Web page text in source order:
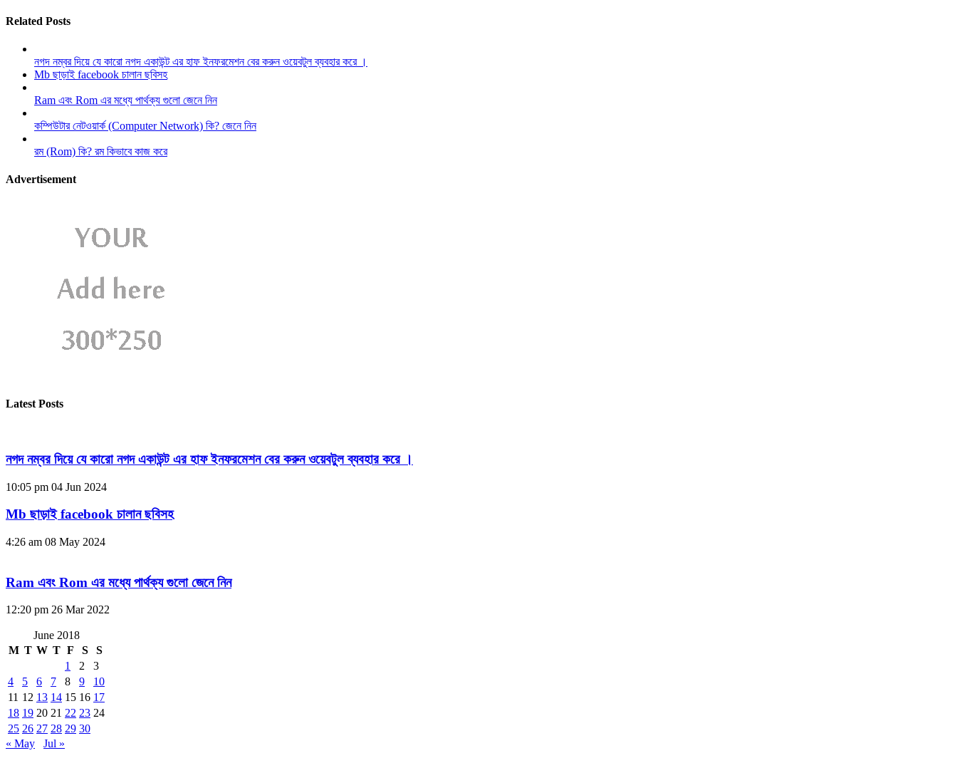
Related Posts
নগদ নম্বর দিয়ে যে কারো নগদ একাউন্ট এর হাফ ইনফরমেশন বের করুন ওয়েবটুল ব্যবহার করে ।
Mb ছাড়াই facebook চালান ছবিসহ
Ram এবং Rom এর মধ্যে পার্থক্য গুলো জেনে নিন
কম্পিউটার নেটওয়ার্ক (Computer Network) কি? জেনে নিন
রম (Rom) কি? রম কিভাবে কাজ করে
Advertisement
Latest Posts
নগদ নম্বর দিয়ে যে কারো নগদ একাউন্ট এর হাফ ইনফরমেশন বের করুন ওয়েবটুল ব্যবহার করে ।
10:05 pm 04 Jun 2024
Mb ছাড়াই facebook চালান ছবিসহ
4:26 am 08 May 2024
Ram এবং Rom এর মধ্যে পার্থক্য গুলো জেনে নিন
12:20 pm 26 Mar 2022
June 2018
M T W T F S
S
1
2
3
4
5 6 7 8 9
10
11 12 13 14 15 16 17
18 19 20 21 22 23 24
25 26 27 28 29 30
« May
Jul »